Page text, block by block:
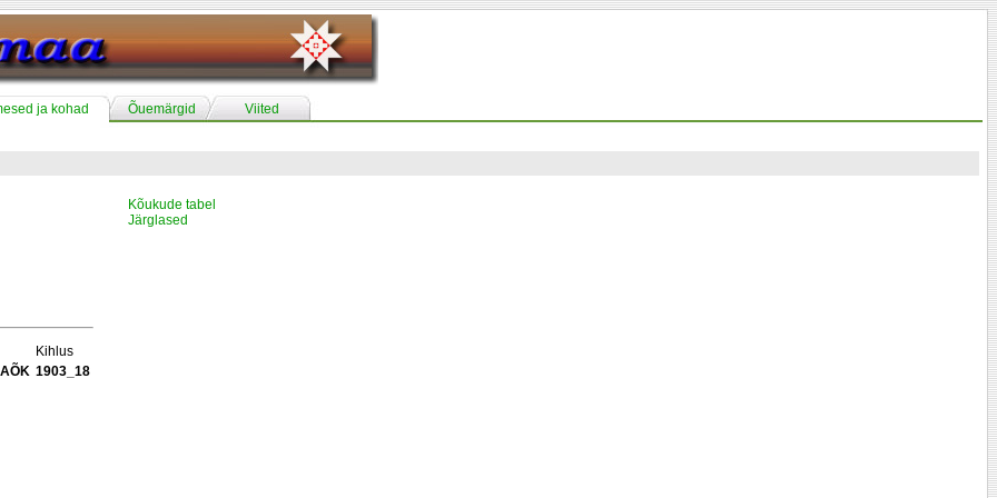
ja kohad Õuemärgid Viited
Kihlus
1903_18
Kõukude tabel
Järglased